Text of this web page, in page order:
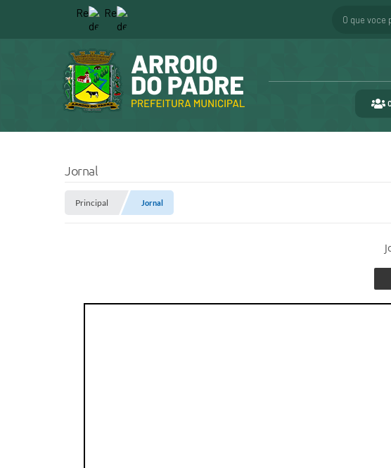
O que voce
Jornal
Principal Jornal